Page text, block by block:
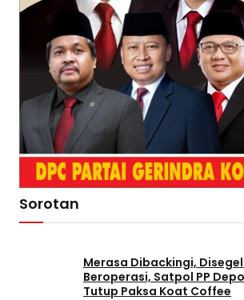
Sorotan
Merasa Dibackingi,
Beroperasi, Satpol PP
Tutup Paksa Koat Coffee